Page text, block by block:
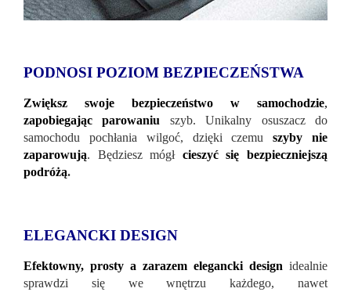
PODNOSI POZIOM BEZPIECZEŃSTWA
Zwiększ swoje bezpieczeństwo w samochodzie,
zapobiegając parowaniu szyb. Unikalny osuszacz do
samochodu pochłania wilgoć, dzięki czemu
szyby nie
zaparowują. Będziesz mógł cieszyć się bezpieczniejszą
podróżą.
ELEGANCKI DESIGN
Efektowny, prosty a zarazem elegancki design idealnie
sprawdzi się we wnętrzu każdego, nawet